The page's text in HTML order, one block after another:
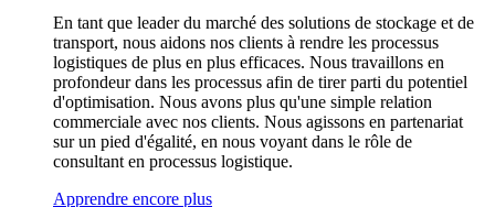
En tant que leader du marché des solutions de stockage et de
transport, nous aidons nos clients à rendre les processus
logistiques de plus en plus efficaces. Nous travaillons en
profondeur dans les processus afin de tirer parti du potentiel
d'optimisation. Nous avons plus qu'une simple relation
commerciale avec nos clients. Nous agissons en partenariat
sur un pied d'égalité, en nous voyant dans le rôle de
consultant en processus logistique.
Apprendre encore plus